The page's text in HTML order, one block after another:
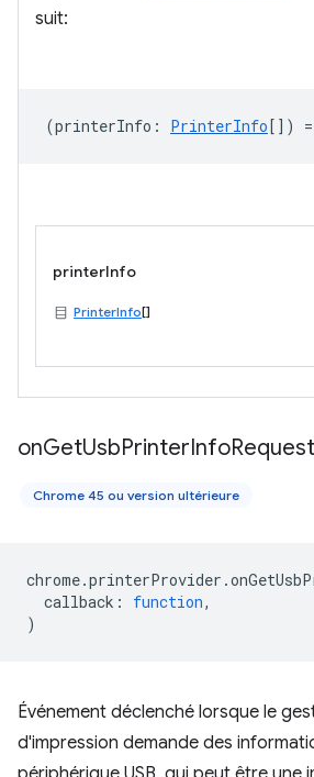
suit:
(printerInfo : PrinterInfo[])
printerInfo
PrinterInfo[]
onGetUsbPrinterInfo
Chrome 45 ou version ultérieure
chrome.printerProvider .
callback : function,
)
Événement déclenché lorsque le
d'impression demande des